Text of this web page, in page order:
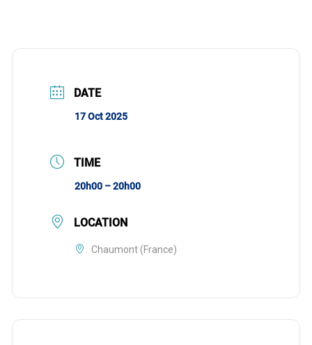
DATE
17 Oct 2025
TIME
20h00 – 20h00
LOCATION
Chaumont (France)